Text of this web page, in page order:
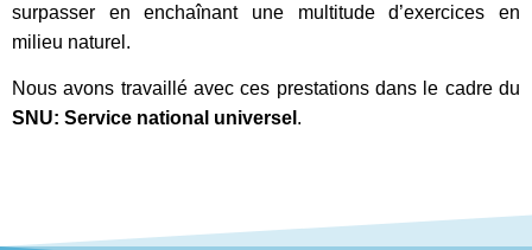
surpasser en enchaînant une multitude d’exercices en
milieu naturel.
Nous avons travaillé avec ces prestations dans le cadre du
SNU: Service national universel .